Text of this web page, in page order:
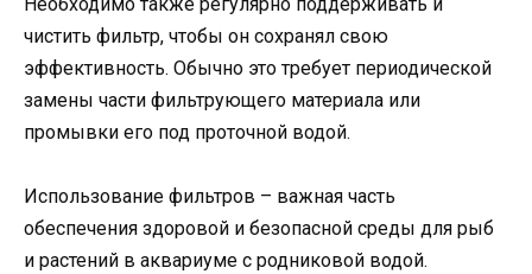
чистить фильтр, чтобы он сохранял свою
эффективность. Обычно это требует периодической
замены части фильтрующего материала или
промывки его под проточной водой.
Использование фильтров – важная часть
обеспечения здоровой и безопасной среды для рыб
и растений в аквариуме с родниковой водой.